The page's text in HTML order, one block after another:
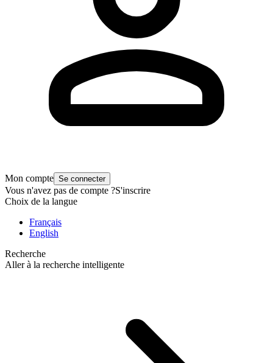
Mon compte Se connecter
Vous n'avez pas de compte ?S'inscrire
Choix de la langue
Français
English
Recherche
Aller à la recherche intelligente